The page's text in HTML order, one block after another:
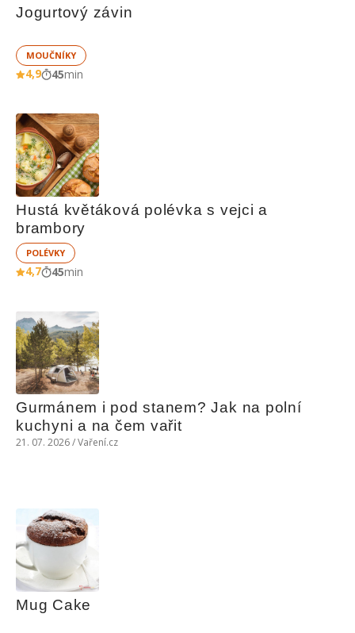
Jogurtový závin
MOUČNÍKY
4,9 45min
Hustá květáková polévka s vejci a
brambory
POLÉVKY
4,7 45min
Gurmánem i pod stanem? Jak na polní
kuchyni a na čem vařit
21. 07. 2026 / Vaření.cz
Mug Cake